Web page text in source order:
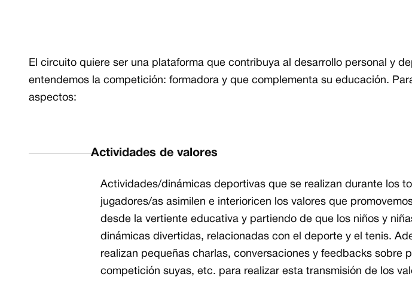
Introducción sobre el circuito
El circuito quiere ser una plataforma que contribuya al desarrollo personal y
entendemos la competición: formadora y que complementa su educación.
aspectos:
Aspectos del tourActividades de valores
Actividades/dinámicas deportivas que se realizan durante los
jugadores/as asimilen e interioricen los valores que
desde la vertiente educativa y partiendo de que los niños y
dinámicas divertidas, relacionadas con el deporte y el tenis.
realizan pequeñas charlas, conversaciones y feedbacks sobre
competición suyas, etc. para realizar esta transmisión de los